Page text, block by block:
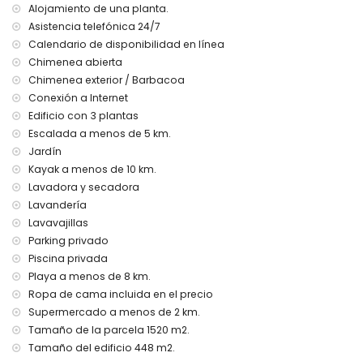
villa
playa más cercana a menos de 8 kilómetros de la villa
puerto más cercano a menos de 7 kilómetros de la villa
aeropuerto más cercano a menos de 100 kilómetros de la
villa
segundo aeropuerto más cercano > 100 kilómetros
no se permiten mascotas
El alojamiento es muy adecuado para familias con niños
Servicios e instalaciones incluidos en el precio del alquiler
de esta lujosa villa
internet (WiFi)
ropa de cama y toallas
servicio de emergencia 24 horas
servicio de lavandería
con aire acondicionado
Deportes
escalada (a menos de 5 kilómetros de la villa)
golf (La Sella Golf), equitación, senderismo, ciclismo de
montaña, kayak, pesca, buceo y snorkel (a menos de 10
kilómetros de la villa)
Alojamiento de una planta.
Asistencia telefónica 24/7
Calendario de disponibilidad en línea
Chimenea abierta
Chimenea exterior / Barbacoa
Conexión a Internet
Edificio con 3 plantas
Escalada a menos de 5 km.
Jardín
Kayak a menos de 10 km.
Lavadora y secadora
Lavandería
Lavavajillas
Parking privado
Piscina privada
Playa a menos de 8 km.
Ropa de cama incluida en el precio
Supermercado a menos de 2 km.
Tamaño de la parcela 1520 m2.
Tamaño del edificio 448 m2.